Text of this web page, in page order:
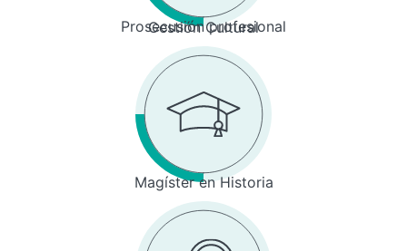
Prosecusión profesional
Gestión Cultural
Magíster en Historia